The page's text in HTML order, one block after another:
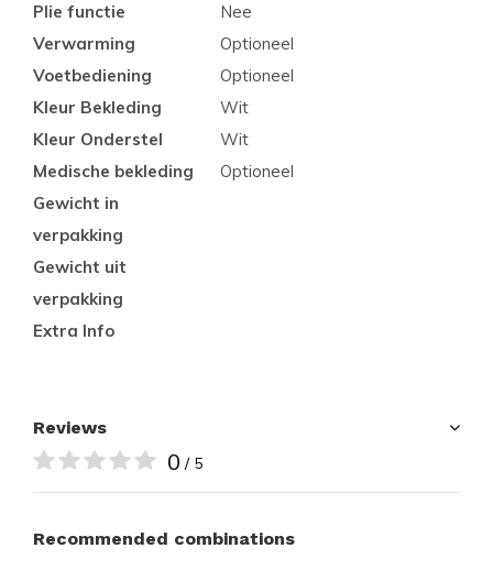
Plie functie
Nee
Verwarming
Optioneel
Voetbediening
Optioneel
Kleur Bekleding
Wit
Kleur Onderstel
Wit
Medische bekleding
Optioneel
Gewicht in
verpakking
Gewicht uit
verpakking
Extra Info
Reviews
0 / 5
Recommended combinations